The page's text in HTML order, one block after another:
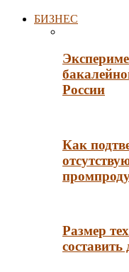
БИЗНЕС
России
Как
Размер